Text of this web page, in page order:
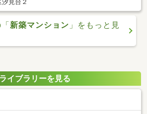
見台２
新築マンション 」をもっと見
イブラリーを見る